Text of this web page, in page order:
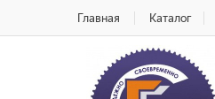
Главная Каталог